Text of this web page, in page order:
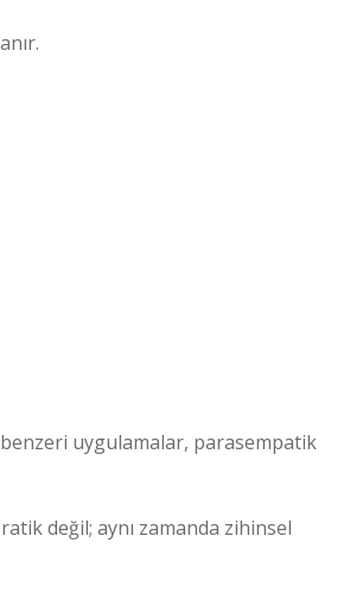
uygulamalar, parasempatik
değil; aynı zamanda zihinsel